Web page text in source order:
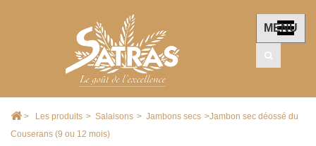
MENU
> Les produits > Salaisons > Jambons secs >Jambon sec déossé du
Couserans (9 ou 12 mois)